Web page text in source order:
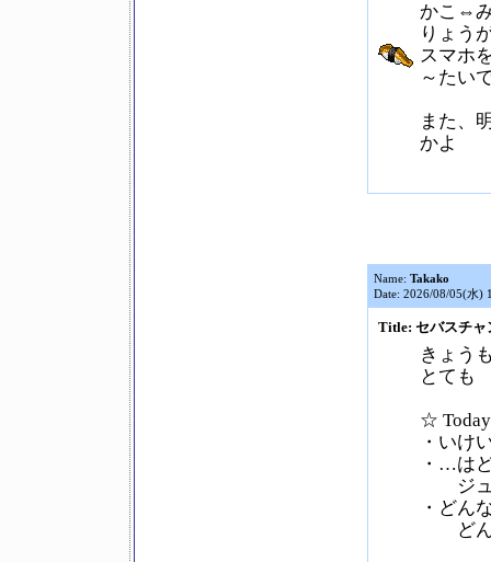
かこ⇔
りょう
スマホ
～たい
また、
かよ
Name: Takako
Date: 2026/08/05(水)
Title: セバスチャ
きょう
とても
☆
・いけ
・…は
ジュ
・どん
どん